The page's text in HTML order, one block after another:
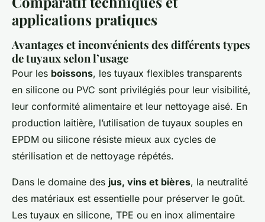
applications pratiques
Avantages et inconvénients des différents types
de tuyaux selon l’usage
Pour les boissons, les tuyaux flexibles transparents
en silicone ou PVC sont privilégiés pour leur visibilité,
leur conformité alimentaire et leur nettoyage aisé. En
production laitière, l’utilisation de tuyaux souples en
EPDM ou silicone résiste mieux aux cycles de
stérilisation et de nettoyage répétés.
Dans le domaine des jus, vins et bières, la neutralité
des matériaux est essentielle pour préserver le goût.
Les tuyaux en silicone, TPE ou en inox alimentaire